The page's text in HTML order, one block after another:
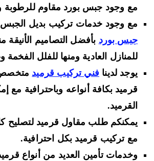
مع وجود جبس بورد مقاوم للرطوبة
مع وجود خدمات تركيب بديل الجبس
جبس بوردبأفضل التصاميم الأنيقة منها
للمنازل العادية ومنها للفلل الفخمة
يوجد لدينافني تركيب قرميد متخصص
قرميد بكافة أنواعه وباحترافية مع
القرميد.
يمكنكم طلب مقاول قرميد لتصليح كافة
مع تركيب قرميد بكل احترافية.
وخدمات تأمين العديد من أنواع قرميد